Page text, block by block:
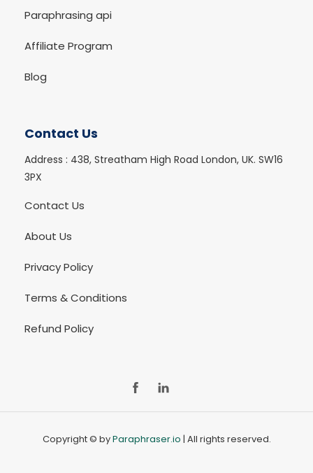
Paraphrasing api
Affiliate Program
Blog
Contact Us
Address : 438, Streatham High Road London, UK. SW16
3PX
Contact Us
About Us
Privacy Policy
Terms & Conditions
Refund Policy
FB Ln
Copyright © byParaphraser.io | All rights reserved.